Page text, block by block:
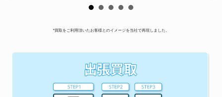
*買取をご利用頂いたお客様とのイメージを当社で再現しました。